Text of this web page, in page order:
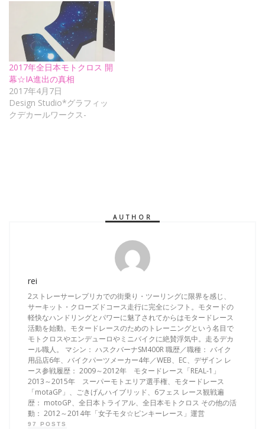
2017年全日本モトクロス 開
幕☆IA進出の真相
2017年4月7日
Design Studio*グラフィッ
クデカールワークス-
AUTHOR
rei
2ストレーサーレプリカでの街乗り・ツーリングに限界を感じ、
サーキット・クローズドコース走行に完全にシフト。モタードの
軽快なハンドリングとパワーに魅了されてからはモタードレース
活動を始動。モタードレースのためのトレーニングという名目で
モトクロスやエンデューロやミニバイクに絶賛浮気中。走るデカ
ール職人。 マシン： ハスクバーナSM400R 職歴／職種： バイク
用品店6年、バイクパーツメーカー4年／WEB、EC、デザイン レ
ース参戦履歴： 2009～2012年 モタードレース「REAL-1」
2013～2015年 スーパーモトエリア選手権、モタードレース
「motaGP」、ごきげんハイブリッド、6フェス レース観戦遍
歴： motoGP、全日本トライアル、全日本モトクロス その他の活
動： 2012～2014年「女子モタ☆ピンキーレース」運営
97 POSTS